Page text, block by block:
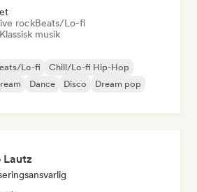
rockBeats/Lo-fi
Klassisk musik
Lo-fi
Chill/Lo-fi Hip-Hop
Dance Disco
Dream pop
Lautz